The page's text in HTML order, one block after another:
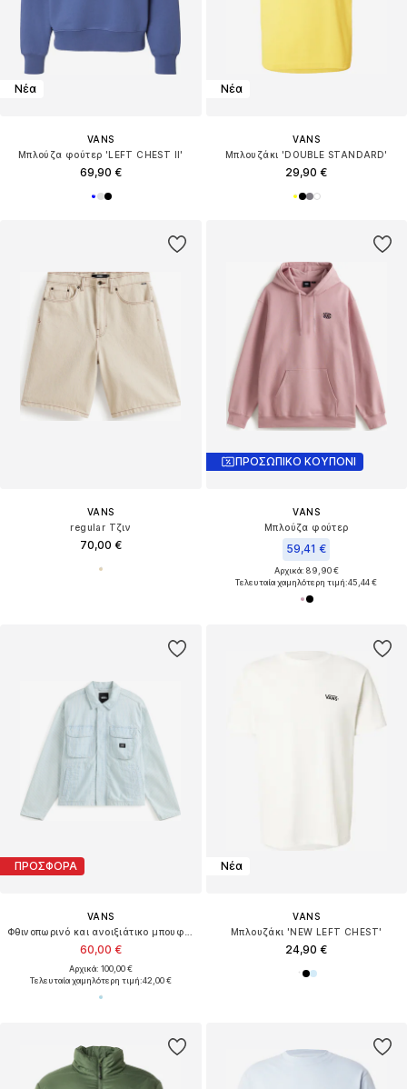
Νέα
VANS
Μπλούζα φούτερ 'LEFT CHEST II'
69,90 €
Νέα
VANS
Μπλουζάκι 'DOUBLE STANDARD'
29,90 €
VANS
regular Τζιν
70,00 €
ΠΡΟΣΩΠΙΚΟ ΚΟΥΠΟΝΙ
VANS
Μπλούζα φούτερ
59,41 €
Αρχικά: 89,90 €
Τελευταία χαμηλότερη τιμή:45,44 €
ΠΡΟΣΦΟΡΑ
VANS
60,00 €
Αρχικά: 100,00 €
Τελευταία χαμηλότερη τιμή:42,00 €
Νέα
VANS
Μπλουζάκι 'NEW LEFT CHEST'
24,90 €